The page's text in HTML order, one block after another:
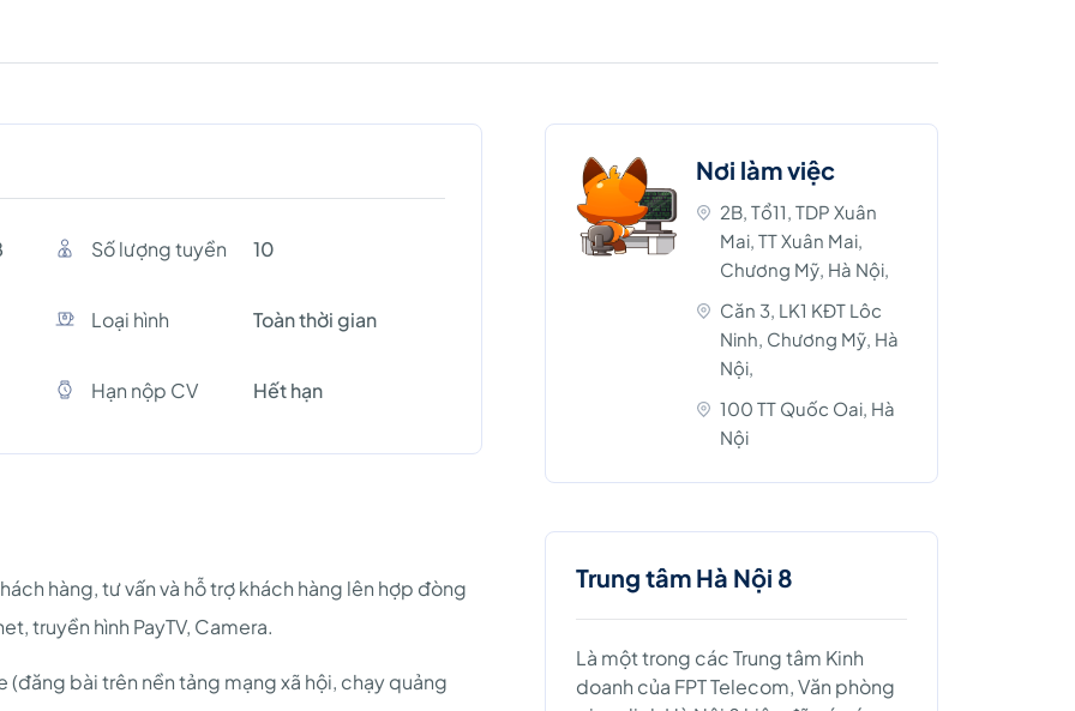
Số lượng tuyền 10
Loại hình Toàn thời gian
Hạn nộp CV Hết hạn
hàng, tư vấn và hỗ trợ khách hàng lên hợp đòng
truyền hình PayTV, Camera.
(đăng bài trên nền tảng mạng xã hội, chạy quảng
Nơi làm việc
2B, Tổ11, TDP Xuân
Mai, TT Xuân Mai,
Chương Mỹ, Hà Nội,
Căn 3, LK1 KĐT Lôc
Ninh, Chương Mỹ, Hà
Nội,
100 TT Quốc Oai, Hà
Nội
Trung tâm Hà Nội 8
Là một trong các Trung tâm Kinh
doanh của FPT Telecom, Văn phòng